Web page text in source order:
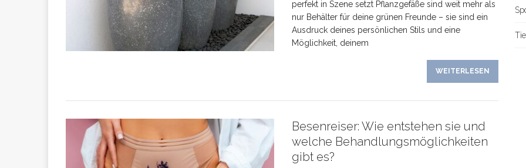
perfekt in Szene setzt Pflanzgefäße sind weit mehr als
nur Behälter für deine grünen Freunde – sie sind ein
Ausdruck deines persönlichen Stils und eine
Möglichkeit, deinem
WEITERLESEN
Besenreiser: Wie entstehen sie und
welche Behandlungsmöglichkeiten
gibt es?